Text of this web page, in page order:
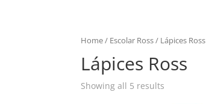
Home/ Escolar Ross/ Lápices Ross
Lápices Ross
Showing all 5 results